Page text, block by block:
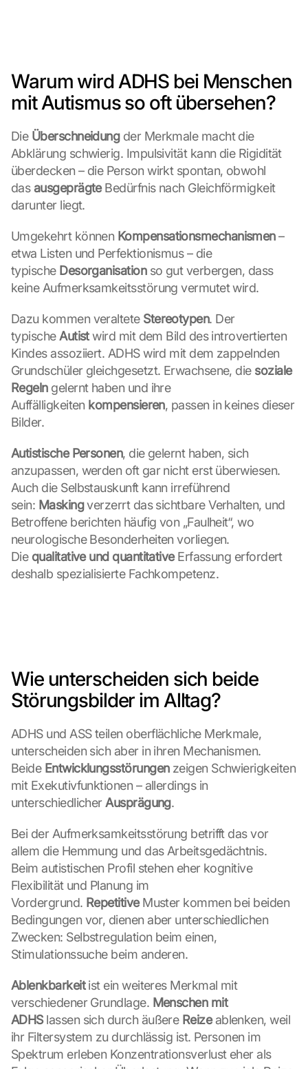
Warum wird ADHS bei Menschen
mit Autismus so oft übersehen?
Die Überschneidung der Merkmale macht die
Abklärung schwierig. Impulsivität kann die Rigidität
überdecken – die Person wirkt spontan, obwohl
das ausgeprägte Bedürfnis nach Gleichförmigkeit
darunter liegt.
Umgekehrt können Kompensationsmechanismen –
etwa Listen und Perfektionismus – die
typische Desorganisation so gut verbergen, dass
keine Aufmerksamkeitsstörung vermutet wird.
Dazu kommen veraltete Stereotypen. Der
typische Autist wird mit dem Bild des introvertierten
Kindes assoziiert. ADHS wird mit dem zappelnden
Grundschüler gleichgesetzt. Erwachsene, die soziale
Regeln gelernt haben und ihre
Auffälligkeiten kompensieren, passen in keines dieser
Bilder.
Autistische Personen, die gelernt haben, sich
anzupassen, werden oft gar nicht erst überwiesen.
Auch die Selbstauskunft kann irreführend
sein: Masking verzerrt das sichtbare Verhalten, und
Betroffene berichten häufig von „Faulheit“, wo
neurologische Besonderheiten vorliegen.
Die qualitative und quantitative Erfassung erfordert
deshalb spezialisierte Fachkompetenz.
Wie unterscheiden sich beide
Störungsbilder im Alltag?
ADHS und ASS teilen oberflächliche Merkmale,
unterscheiden sich aber in ihren Mechanismen.
Beide Entwicklungsstörungen zeigen Schwierigkeiten
mit Exekutivfunktionen – allerdings in
unterschiedlicher Ausprägung.
Bei der Aufmerksamkeitsstörung betrifft das vor
allem die Hemmung und das Arbeitsgedächtnis.
Beim autistischen Profil stehen eher kognitive
Flexibilität und Planung im
Vordergrund. Repetitive Muster kommen bei beiden
Bedingungen vor, dienen aber unterschiedlichen
Zwecken: Selbstregulation beim einen,
Stimulationssuche beim anderen.
Ablenkbarkeit ist ein weiteres Merkmal mit
verschiedener Grundlage. Menschen mit
ADHS lassen sich durch äußere Reize ablenken, weil
ihr Filtersystem zu durchlässig ist. Personen im
Spektrum erleben Konzentrationsverlust eher als